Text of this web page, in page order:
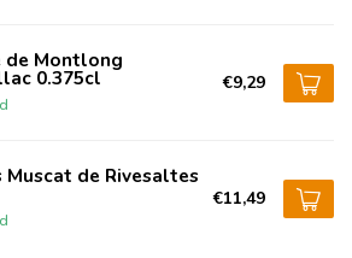
de Montlong
0.375cl €9,29
Muscat de Rivesaltes
€11,49